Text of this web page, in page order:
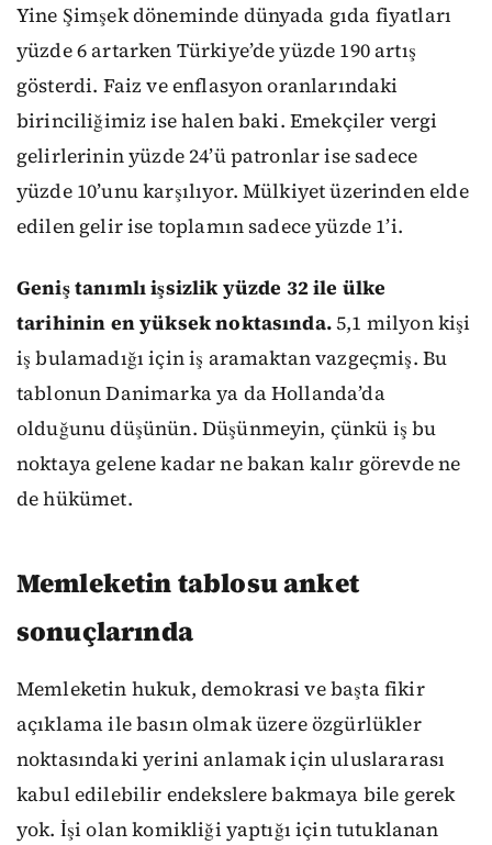
Yine Şimşek döneminde dünyada gıda fiyatları
yüzde 6 artarken Türkiye’de yüzde 190 artış
gösterdi. Faiz ve enflasyon oranlarındaki
birinciliğimiz ise halen baki. Emekçiler vergi
gelirlerinin yüzde 24’ü patronlar ise sadece
yüzde 10’unu karşılıyor. Mülkiyet üzerinden elde
edilen gelir ise toplamın sadece yüzde 1’i.
Geniş tanımlı işsizlik yüzde 32 ile ülke
tarihinin en yüksek noktasında.5,1 milyon kişi
iş bulamadığı için iş aramaktan vazgeçmiş. Bu
tablonun Danimarka ya da Hollanda’da
olduğunu düşünün. Düşünmeyin, çünkü iş bu
noktaya gelene kadar ne bakan kalır görevde ne
de hükümet.
Memleketin tablosu anket
sonuçlarında
Memleketin hukuk, demokrasi ve başta fikir
açıklama ile basın olmak üzere özgürlükler
noktasındaki yerini anlamak için uluslararası
kabul edilebilir endekslere bakmaya bile gerek
yok. İşi olan komikliği yaptığı için tutuklanan